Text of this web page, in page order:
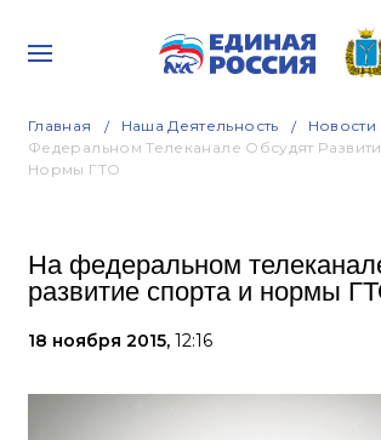
Главная Наша Деятельность Новости
Федеральном Телеканале Обсудят
Нормы ГТО
На федеральном
развитие спорта и нормы
18 ноября 2015, 12:16